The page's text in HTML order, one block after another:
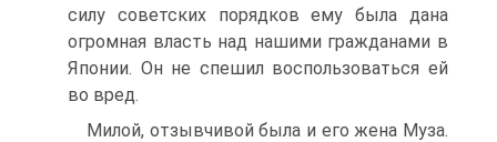
силу советских порядков ему была дана
огромная власть над нашими гражданами в
Японии. Он не спешил воспользоваться ей
во вред.
Милой, отзывчивой была и его жена Муза.